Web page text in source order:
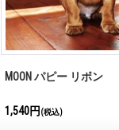
MOON パピー リボン
1,540円 (税込)